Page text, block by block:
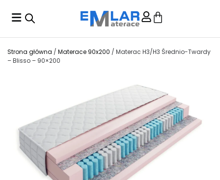
Strona główna / Materace 90x200 / Materac H3/H3 Średnio-Twardy
– Blisso – 90×200